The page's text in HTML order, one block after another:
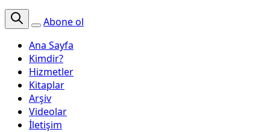
Abone ol
Ana Sayfa
Kimdir?
Hizmetler
Kitaplar
Arşiv
Videolar
İletişim